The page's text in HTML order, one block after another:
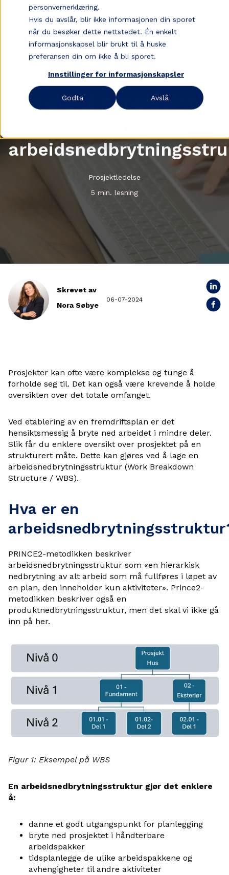
personvernerklæring.
Hvis du avslår, blir ikke informasjonen din sporet
når du besøker dette nettstedet. Én enkelt
informasjonskapsel blir brukt til å huske
preferansen din om ikke å bli sporet.
Innstillinger for informasjonskapsler
Godta Avslå
En enkel oppskrift på
Prosjektledelse
5 min. lesning
Skrevet av
Nora Søbye
06-07-2024
Prosjekter kan ofte være komplekse og tunge å
forholde seg til. Det kan også være krevende å holde
oversikten over det totale omfanget.
Ved etablering av en fremdriftsplan er det
hensiktsmessig å bryte ned arbeidet i mindre deler.
Slik får du enklere oversikt over prosjektet på en
strukturert måte. Dette kan gjøres ved å lage en
arbeidsnedbrytningsstruktur (Work Breakdown
Structure / WBS).
Hva er en
PRINCE2-metodikken beskriver
arbeidsnedbrytningsstruktur som «en hierarkisk
nedbrytning av alt arbeid som må fullføres i løpet av
en plan, den inneholder kun aktiviteter». Prince2-
metodikken beskriver også en
produktnedbrytningsstruktur, men det skal vi ikke gå
inn på her.
Figur 1: Eksempel på WBS
En arbeidsnedbrytningsstruktur gjør det enklere
å:
danne et godt utgangspunkt for planlegging
bryte ned prosjektet i håndterbare
arbeidspakker
tidsplanlegge de ulike arbeidspakkene og
avhengigheter til andre aktiviteter